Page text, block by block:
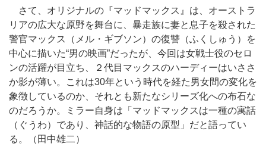
さて、オリジナルの『マッドマックス』は、オーストラ
リアの広大な原野を舞台に、暴走族に妻と息子を殺された
警官マックス（メル・ギブソン）の復讐（ふくしゅう）を
中心に描いた“男の映画”だったが、今回は女戦士役のセロ
ンの活躍が目立ち、２代目マックスのハーディーはいささ
か影が薄い。これは30年という時代を経た男女間の変化を
象徴しているのか、それとも新たなシリーズ化への布石な
のだろうか。ミラー自身は「マッドマックスは一種の寓話
（ぐうわ）であり、神話的な物語の原型」だと語ってい
る。（田中雄二）